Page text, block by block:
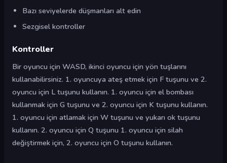
Bazı seviyelerde düşmanları alt edin
Sezgisel kontroller
Kontroller
Bir oyuncu için WASD, ikinci oyuncu için yön tuşlarını
kullanabilirsiniz. 1. oyuncuya ateş etmek için F tuşunu ve 2.
oyuncu için L tuşunu kullanın. 1. oyuncu için el bombası
kullanmak için G tuşunu ve 2. oyuncu için K tuşunu kullanın.
1. oyuncu için atlamak için W tuşunu ve yukarı ok tuşunu
kullanın. 2. oyuncu için Q tuşunu 1. oyuncu için silah
değiştirmek için, 2. oyuncu için O tuşunu kullanın.